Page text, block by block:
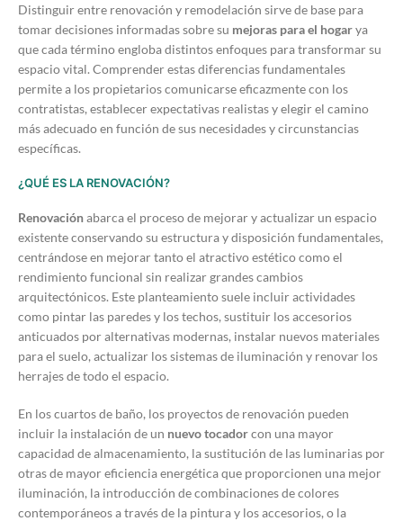
Distinguir entre renovación y remodelación sirve de base para
tomar decisiones informadas sobre su mejoras para el hogarya
que cada término engloba distintos enfoques para transformar su
espacio vital. Comprender estas diferencias fundamentales
permite a los propietarios comunicarse eficazmente con los
contratistas, establecer expectativas realistas y elegir el camino
más adecuado en función de sus necesidades y circunstancias
específicas.
¿QUÉ ES LA RENOVACIÓN?
Renovaciónabarca el proceso de mejorar y actualizar un espacio
existente conservando su estructura y disposición fundamentales,
centrándose en mejorar tanto el atractivo estético como el
rendimiento funcional sin realizar grandes cambios
arquitectónicos. Este planteamiento suele incluir actividades
como pintar las paredes y los techos, sustituir los accesorios
anticuados por alternativas modernas, instalar nuevos materiales
para el suelo, actualizar los sistemas de iluminación y renovar los
herrajes de todo el espacio.
En los cuartos de baño, los proyectos de renovación pueden
incluir la instalación de un nuevo tocadorcon una mayor
capacidad de almacenamiento, la sustitución de las luminarias por
otras de mayor eficiencia energética que proporcionen una mejor
iluminación, la introducción de combinaciones de colores
contemporáneos a través de la pintura y los accesorios, o la